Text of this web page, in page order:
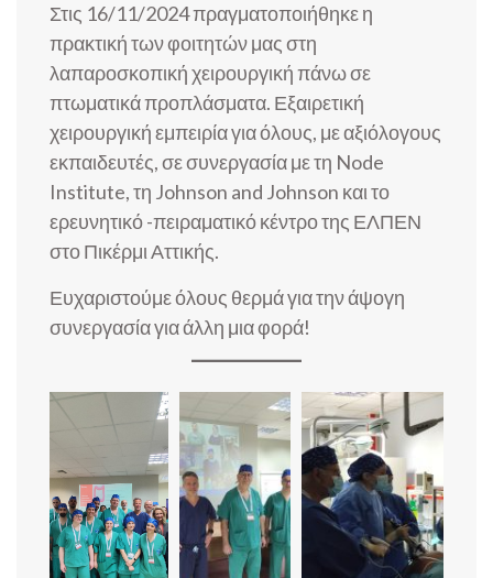
Στις 16/11/2024 πραγματοποιήθηκε η
πρακτική των φοιτητών μας στη
λαπαροσκοπική χειρουργική πάνω σε
πτωματικά προπλάσματα. Εξαιρετική
χειρουργική εμπειρία για όλους, με αξιόλογους
εκπαιδευτές, σε συνεργασία με τη Node
Institute, τη Johnson and Johnson και το
ερευνητικό -πειραματικό κέντρο της ΕΛΠΕΝ
στο Πικέρμι Αττικής.
Ευχαριστούμε όλους θερμά για την άψογη
συνεργασία για άλλη μια φορά!